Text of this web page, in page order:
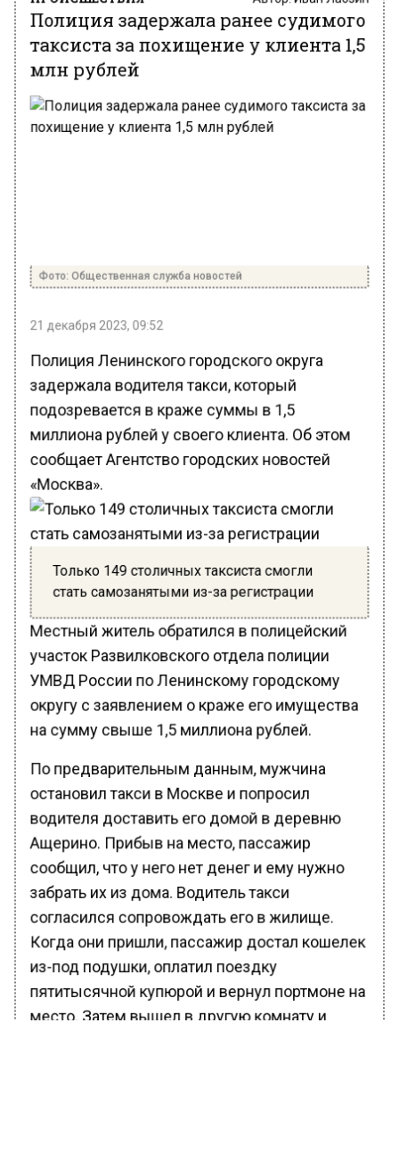
Полиция задержала ранее судимого
таксиста за похищение у клиента 1,5
млн рублей
Фото: Общественная служба новостей
21 декабря 2023, 09:52
Полиция Ленинского городского округа
задержала водителя такси, который
подозревается в краже суммы в 1,5
миллиона рублей у своего клиента. Об этом
сообщает Агентство городских новостей
«Москва».
Только 149 столичных таксиста смогли
стать самозанятыми из-за регистрации
Местный житель обратился в полицейский
участок Развилковского отдела полиции
УМВД России по Ленинскому городскому
округу с заявлением о краже его имущества
на сумму свыше 1,5 миллиона рублей.
По предварительным данным, мужчина
остановил такси в Москве и попросил
водителя доставить его домой в деревню
Ащерино. Прибыв на место, пассажир
сообщил, что у него нет денег и ему нужно
забрать их из дома. Водитель такси
согласился сопровождать его в жилище.
Когда они пришли, пассажир достал кошелек
из-под подушки, оплатил поездку
пятитысячной купюрой и вернул портмоне на
место. Затем вышел в другую комнату и